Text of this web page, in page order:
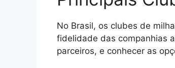
No Brasil, os clubes de
fidelidade das companhias
parceiros, e conhecer as